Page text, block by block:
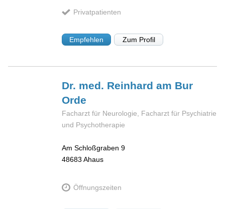
Privatpatienten
Empfehlen Zum Profil
Dr. med. Reinhard am Bur
Orde
Facharzt für Neurologie, Facharzt für Psychiatrie
und Psychotherapie
Am Schloßgraben 9
48683 Ahaus
Öffnungszeiten